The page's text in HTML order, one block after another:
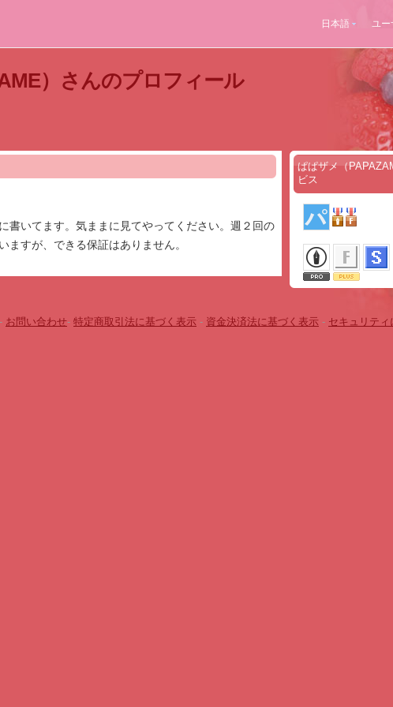
日本語 ユ
）さんのプロフィール
書いてます。気ままに見てやってください。週２回の
ますが、できる保証はありません。
ぱぱザメ（
ビス
- お問い合わせ- 特定商取引法に基づく表示 - 資金決済法に基づく表示 - セキュリテ